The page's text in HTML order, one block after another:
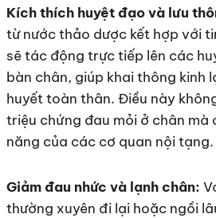
Kích thích huyệt đạo và lưu
từ nước thảo dược kết hợp với
sẽ tác động trực tiếp lên các
bàn chân, giúp khai thông kinh
huyết toàn thân. Điều này
triệu chứng đau mỏi ở chân mà
năng của các cơ quan nội tạng.
Giảm đau nhức và lạnh chân:
thường xuyên đi lại hoặc ngồi